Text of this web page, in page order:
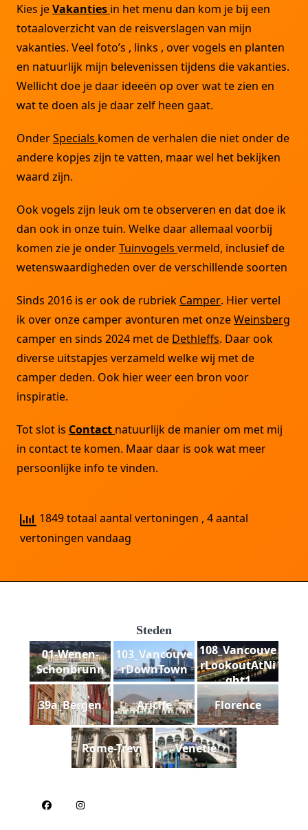
Kies jeVakanties in het menu dan kom je bij een
totaaloverzicht van de reisverslagen van mijn
vakanties. Veel foto’s , links , over vogels en planten
en natuurlijk mijn belevenissen tijdens die vakanties.
Wellicht doe je daar ideeën op over wat te zien en
wat te doen als je daar zelf heen gaat.
OnderSpecials komen de verhalen die niet onder de
andere kopjes zijn te vatten, maar wel het bekijken
waard zijn.
Ook vogels zijn leuk om te observeren en dat doe ik
dan ook in onze tuin. Welke daar allemaal voorbij
komen zie je onderTuinvogels vermeld, inclusief de
wetenswaardigheden over de verschillende soorten
Sinds 2016 is er ook de rubriek Camper. Hier vertel
ik over onze camper avonturen met onzeWeinsberg
camper en sinds 2024 met de Dethleffs. Daar ook
diverse uitstapjes verzameld welke wij met de
camper deden. Ook hier weer een bron voor
inspiratie.
Tot slot is Contact natuurlijk de manier om met mij
in contact te komen. Maar daar is ook wat meer
persoonlijke info te vinden.
1849 totaal aantal vertoningen , 4 aantal
vertoningen vandaag
Steden
01-Wenen-
Schonbrunn
103_Vancouve
rDownTown
108_Vancouve
rLookoutAtNi
ght1
39a_Bergen
Aricife Florence
Rome-Trevi Venetie